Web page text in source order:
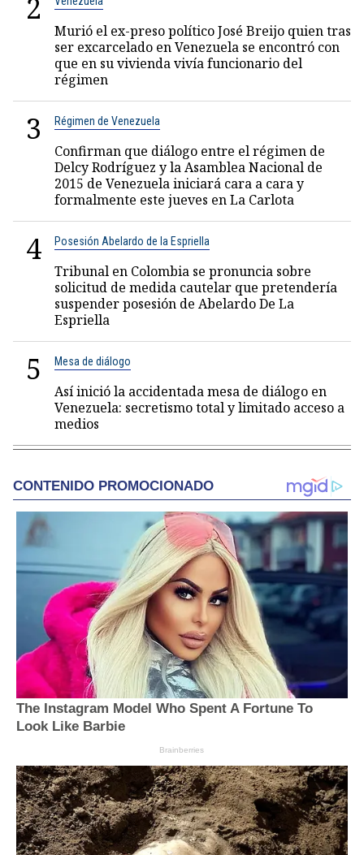
2
Murió el ex-preso político José Breijo quien tras
ser excarcelado en Venezuela se encontró con
que en su vivienda vivía funcionario del
régimen
3 Régimen de Venezuela
Confirman que diálogo entre el régimen de
Delcy Rodríguez y la Asamblea Nacional de
2015 de Venezuela iniciará cara a cara y
formalmente este jueves en La Carlota
4 Posesión Abelardo de la Espriella
Tribunal en Colombia se pronuncia sobre
solicitud de medida cautelar que pretendería
suspender posesión de Abelardo De La
Espriella
5 Mesa de diálogo
Así inició la accidentada mesa de diálogo en
Venezuela: secretismo total y limitado acceso a
medios